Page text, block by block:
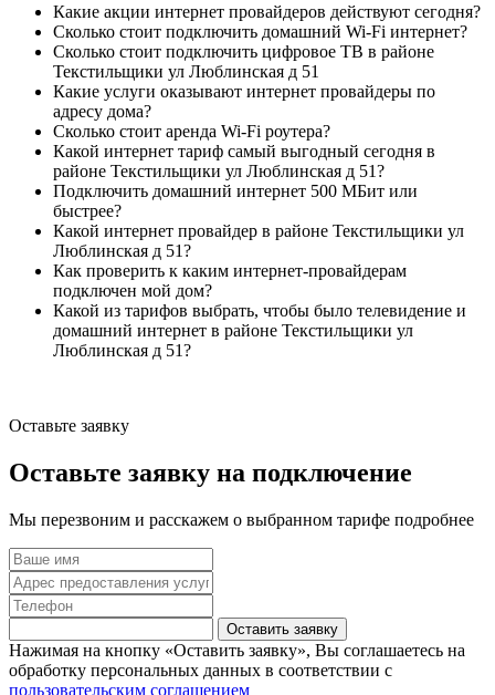
Какие акции интернет провайдеров действуют сегодня?
Сколько стоит подключить домашний Wi-Fi интернет?
Сколько стоит подключить цифровое ТВ в районе
Текстильщики ул Люблинская д 51
Какие услуги оказывают интернет провайдеры по
адресу дома?
Сколько стоит аренда Wi-Fi роутера?
Какой интернет тариф самый выгодный сегодня в
районе Текстильщики ул Люблинская д 51?
Подключить домашний интернет 500 МБит или
быстрее?
Какой интернет провайдер в районе Текстильщики ул
Люблинская д 51?
Как проверить к каким интернет-провайдерам
подключен мой дом?
Какой из тарифов выбрать, чтобы было телевидение и
домашний интернет в районе Текстильщики ул
Люблинская д 51?
Оставьте заявку
Оставьте заявку на подключение
Мы перезвоним и расскажем о выбранном тарифе подробнее
Оставить заявку
Нажимая на кнопку «Оставить заявку», Вы соглашаетесь на
обработку персональных данных в соответствии с
пользовательским соглашением